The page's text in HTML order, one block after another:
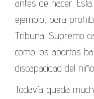
antes de nacer.
ejemplo, para
Tribunal Supremo
como los abortos
discapacidad del
Todavía queda